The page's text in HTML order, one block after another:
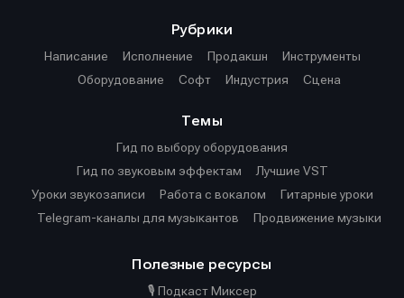
Рубрики
Написание
Исполнение Продакшн
Инструменты
Оборудование
Софт Индустрия Сцена
Темы
Гид по выбору оборудования
Гид по звуковым эффектам
Лучшие VST
Уроки звукозаписи
Работа с вокалом
Гитарные уроки
Telegram-каналы для музыкантов
Продвижение музыки
Полезные ресурсы
🎙️ Подкаст Миксер